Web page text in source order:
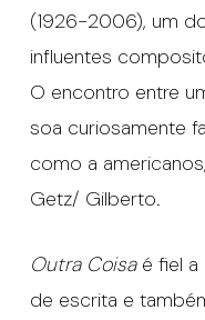
(1926-2006), um
influentes
O encontro entre
soa curiosamente
como a
Getz/ Gilberto.
Outra Coisaé fiel a
de escrita e